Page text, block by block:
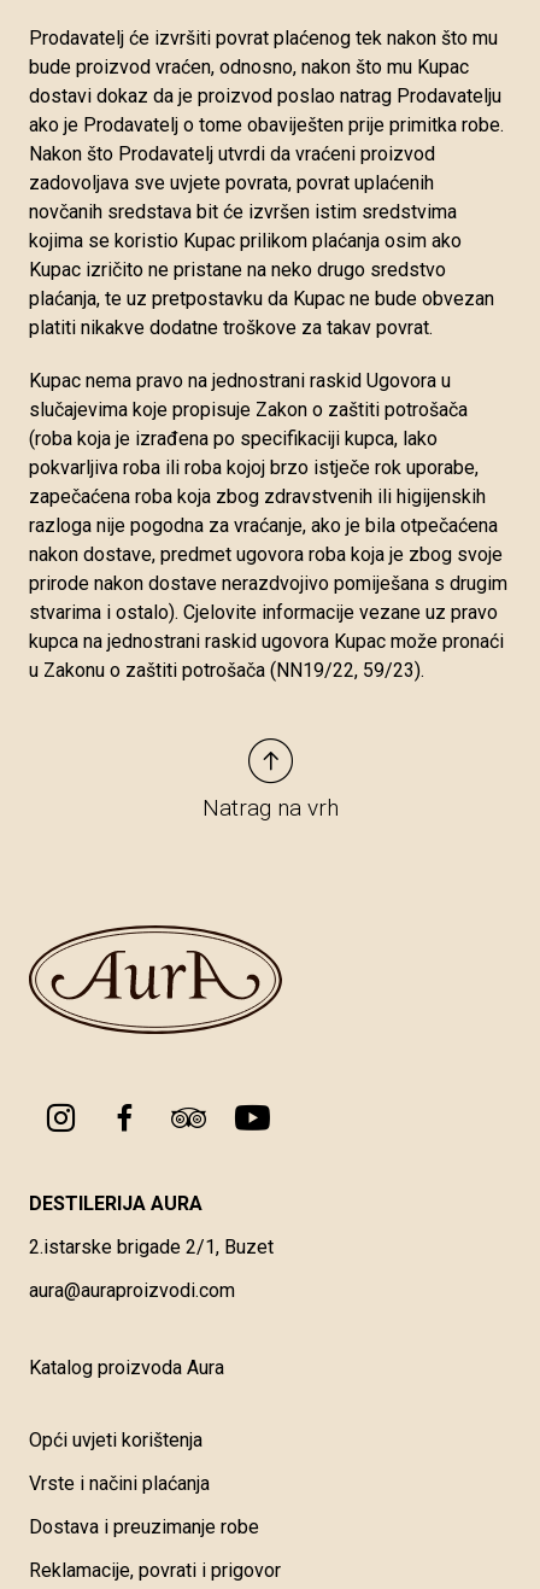
Prodavatelj će izvršiti povrat plaćenog tek nakon što mu
bude proizvod vraćen, odnosno, nakon što mu Kupac
dostavi dokaz da je proizvod poslao natrag Prodavatelju
ako je Prodavatelj o tome obaviješten prije primitka robe.
Nakon što Prodavatelj utvrdi da vraćeni proizvod
zadovoljava sve uvjete povrata, povrat uplaćenih
novčanih sredstava bit će izvršen istim sredstvima
kojima se koristio Kupac prilikom plaćanja osim ako
Kupac izričito ne pristane na neko drugo sredstvo
plaćanja, te uz pretpostavku da Kupac ne bude obvezan
platiti nikakve dodatne troškove za takav povrat.
Kupac nema pravo na jednostrani raskid Ugovora u
slučajevima koje propisuje Zakon o zaštiti potrošača
(roba koja je izrađena po specifikaciji kupca, lako
pokvarljiva roba ili roba kojoj brzo istječe rok uporabe,
zapečaćena roba koja zbog zdravstvenih ili higijenskih
razloga nije pogodna za vraćanje, ako je bila otpečaćena
nakon dostave, predmet ugovora roba koja je zbog svoje
prirode nakon dostave nerazdvojivo pomiješana s drugim
stvarima i ostalo). Cjelovite informacije vezane uz pravo
kupca na jednostrani raskid ugovora Kupac može pronaći
u Zakonu o zaštiti potrošača (NN19/22, 59/23).
Natrag na vrh
DESTILERIJA AURA
2.istarske brigade 2/1, Buzet
aura@auraproizvodi.com
Katalog proizvoda Aura
Opći uvjeti korištenja
Vrste i načini plaćanja
Dostava i preuzimanje robe
Reklamacije, povrati i prigovor